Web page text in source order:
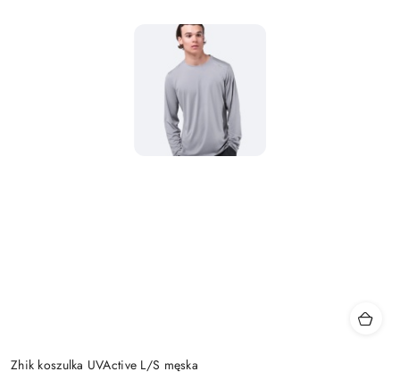
Zhik koszulka UVActive L/S męska